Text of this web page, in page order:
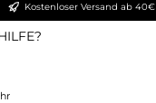
Kostenloser Versand ab 40€